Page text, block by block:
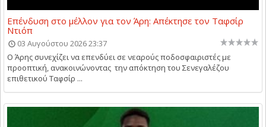
Επένδυση στο μέλλον για τον Άρη: Απέκτησε τον Ταφσίρ
Ντιόπ
03 Αυγούστου 2026 23:37
Ο Άρης συνεχίζει να επενδύει σε νεαρούς ποδοσφαιριστές με
προοπτική, ανακοινώνοντας την απόκτηση του Σενεγαλέζου
επιθετικού Ταφσίρ ...